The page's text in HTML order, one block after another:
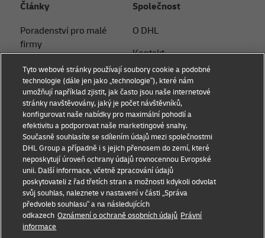
Články
Poradenství pro malé
firmy
Poradenství v oblasti
elektronického
obchodování
B2B poradenství
Logistické poradenství
Novinky a postřehy
Přeprava s DHL
Společnost
O DHL
Kontakt
Tiskové oddělení
Udržitelnost
Právní informace
Podmínky užití
Ochrana soukromí
Nastavení souborů cookie
Sociální sítě
Tyto webové stránky používají soubory cookie a podobné
technologie (dále jen jako „technologie“), které nám
umožňují například zjistit, jak často jsou naše internetové
stránky navštěvovány, jaký je počet návštěvníků,
konfigurovat naše nabídky pro maximální pohodlí a
efektivitu a podporovat naše marketingové snahy.
Současně souhlasíte se sdílením údajů mezi společnostmi
DHL Group a případně i s jejich přenosem do zemí, které
neposkytují úroveň ochrany údajů rovnocennou Evropské
unii. Další informace, včetně zpracování údajů
poskytovateli z řad třetích stran a možnosti kdykoli odvolat
svůj souhlas, naleznete v nastavení v části „Správa
předvoleb souhlasu“ a na následujících
odkazech Oznámení o ochraně osobních údajů Právní
informace